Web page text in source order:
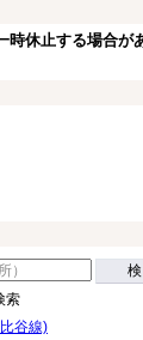
休止する場合が
索
谷線)